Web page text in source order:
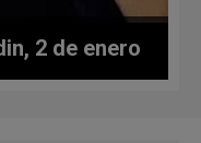
2 de enero